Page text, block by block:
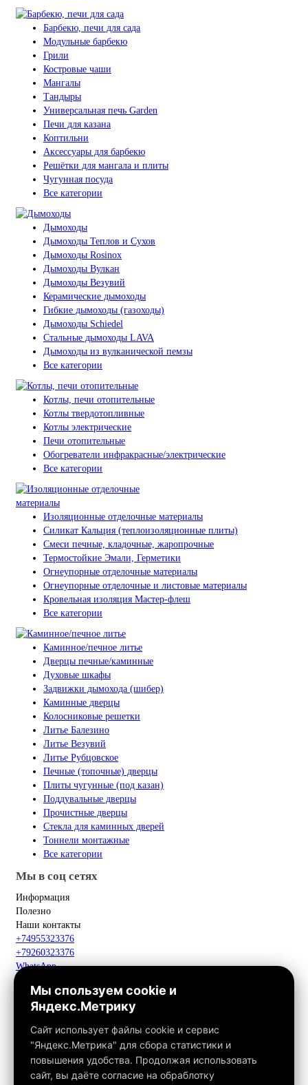
Барбекю, печи для сада
Модульные барбекю
Грили
Костровые чаши
Мангалы
Тандыры
Универсальная печь Garden
Печи для казана
Коптильни
Аксессуары для барбекю
Решётки для мангала и плиты
Чугунная посуда
Все категории
Дымоходы
Дымоходы Теплов и Сухов
Дымоходы Rosinox
Дымоходы Вулкан
Дымоходы Везувий
Керамические дымоходы
Гибкие дымоходы (газоходы)
Дымоходы Schiedel
Стальные дымоходы LAVA
Дымоходы из вулканической пемзы
Все категории
Котлы, печи отопительные
Котлы твердотопливные
Котлы электрические
Печи отопительные
Обогреватели инфракрасные/электрические
Все категории
Изоляционные отделочные материалы
Силикат Кальция (теплоизоляционные плиты)
Смеси печные, кладочные, жаропрочные
Термостойкие Эмали, Герметики
Огнеупорные отделочные материалы
Огнеупорные отделочные и листовые материалы
Кровельная изоляция Мастер-флеш
Все категории
Каминное/печное литье
Дверцы печные/каминные
Духовые шкафы
Задвижки дымохода (шибер)
Каминные дверцы
Колосниковые решетки
Литье Балезино
Литье Везувий
Литье Рубцовское
Печные (топочные) дверцы
Плиты чугунные (под казан)
Поддувальные дверцы
Прочистные дверцы
Стекла для каминных дверей
Тоннели монтажные
Все категории
Мы в соц сетях
Информация
Полезно
Наши контакты
+74955323376
+79260323376
WhatsApp
Макс
info@fox-kamin.ru
Наш адрес
Московская область, г. Павловский Посад, дер. Фатеево, д. 3П,
Работаем с 10:00 до 18:00
Мы спользуем cookie и
Яндекс.Метрику
Сайт использует файлы cookie и сервис
"Яндекс.Метрика" для сбора статистики и
повышения удобства. Продолжая использовать
сайт, вы даёте согласие на обраблотку